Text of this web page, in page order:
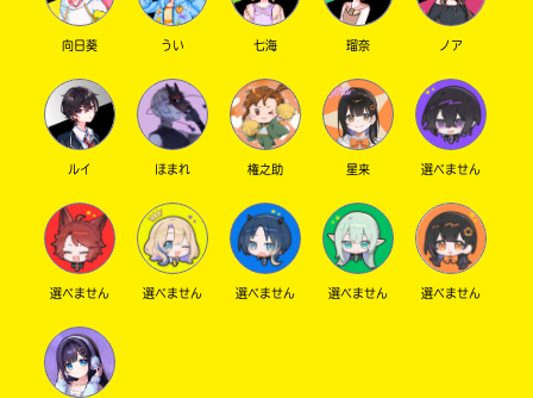
向日葵 うい 七海 瑠奈 ノア
ルイ ほまれ 権之助 星来 選べません
選べません 選べません 選べません 選べません 選べません